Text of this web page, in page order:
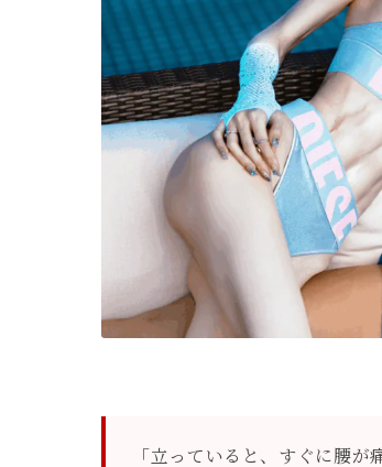
「立っていると、すぐに腰